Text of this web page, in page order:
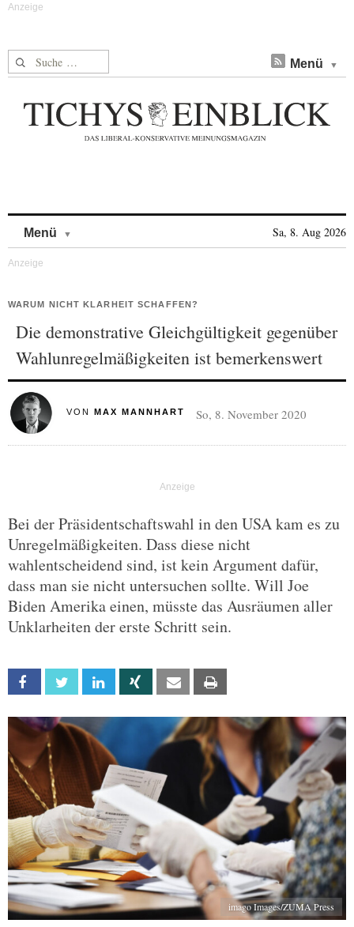
Suche nach: Menü
Menü Sa, 8. Aug 2026
WARUM NICHT KLARHEIT SCHAFFEN?
Die demonstrative Gleichgültigkeit gegenüber
Wahlunregelmäßigkeiten ist bemerkenswert
VON MAX MANNHART So, 8. November 2020
Bei der Präsidentschaftswahl in den USA kam es zu
Unregelmäßigkeiten. Dass diese nicht
wahlentscheidend sind, ist kein Argument dafür,
dass man sie nicht untersuchen sollte. Will Joe
Biden Amerika einen, müsste das Ausräumen aller
Unklarheiten der erste Schritt sein.
Facebook Twitter Linkedin Xing Email
imago Images/ZUMA Press